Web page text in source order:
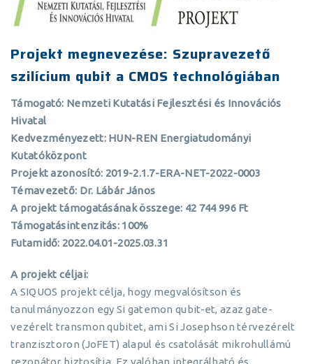
Projekt megnevezése: Szupravezető
szilícium qubit a CMOS technológiában
Támogató: Nemzeti Kutatási Fejlesztési és Innovációs
Hivatal
Kedvezményezett: HUN-REN Energiatudományi
Kutatóközpont
Projekt azonosító: 2019-2.1.7-ERA-NET-2022-0003
Témavezető: Dr. Lábár János
A projekt támogatásának összege: 42 744 996 Ft
Támogatásintenzitás: 100%
Futamidő: 2022.04.01-2025.03.31
A projekt céljai:
A SIQUOS projekt célja, hogy megvalósítson és
tanulmányozzon egy Si gatemon qubit-et, azaz gate-
vezérelt transmon qubitet, ami Si Josephson térvezérelt
tranzisztoron (JoFET) alapul és csatolását mikrohullámú
rezonátor biztosítja. Ez valóban integrálható és